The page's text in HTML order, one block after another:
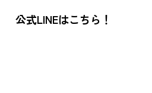
公式LINEはこちら！